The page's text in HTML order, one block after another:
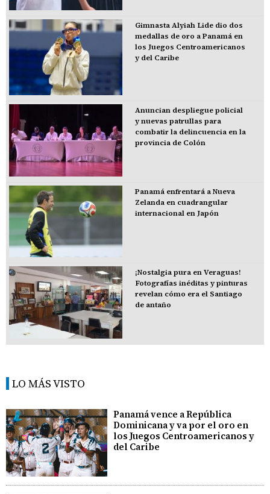
Gimnasta Alyiah Lide dio dos
medallas de oro a Panamá en
los Juegos Centroamericanos
y del Caribe
Anuncian despliegue policial
y nuevas patrullas para
combatir la delincuencia en la
provincia de Colón
Panamá enfrentará a Nueva
Zelanda en cuadrangular
internacional en Japón
¡Nostalgia pura en Veraguas!
Fotografías inéditas y pinturas
revelan cómo era el Santiago
de antaño
LO MÁS VISTO
Panamá vence a República
Dominicana y va por el oro en
los Juegos Centroamericanos y
del Caribe